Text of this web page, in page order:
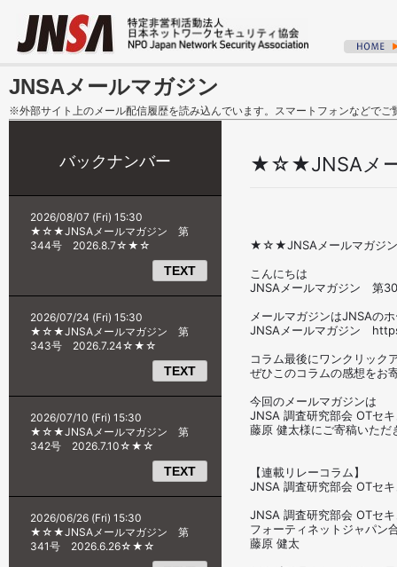
JNSAメールマガジン
※外部サイト上のメール配信履歴を読み込んでいます。スマートフォンなどで